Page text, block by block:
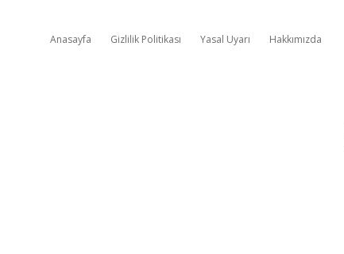
Anasayfa Gizlilik Politikası Yasal Uyarı Hakkımızda